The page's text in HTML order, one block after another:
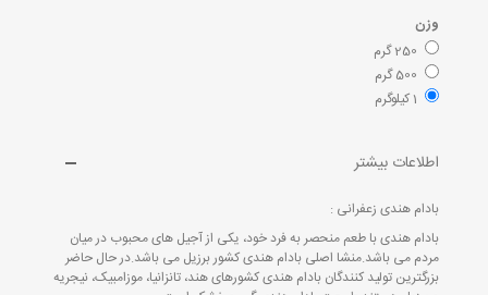
وزن
250 گرم
500 گرم
1 کیلوگرم
اطلاعات بیشتر
بادام هندی زعفرانی :
بادام هندی با طعم منحصر به فرد خود، یکی از آجیل های محبوب در میان
مردم می باشد.منشا اصلی بادام هندی کشور برزیل می باشد.در حال حاضر
بزرگترین تولید کنندگان بادام هندی کشورهای هند، تانزانیا، موزامبیک، نیجریه